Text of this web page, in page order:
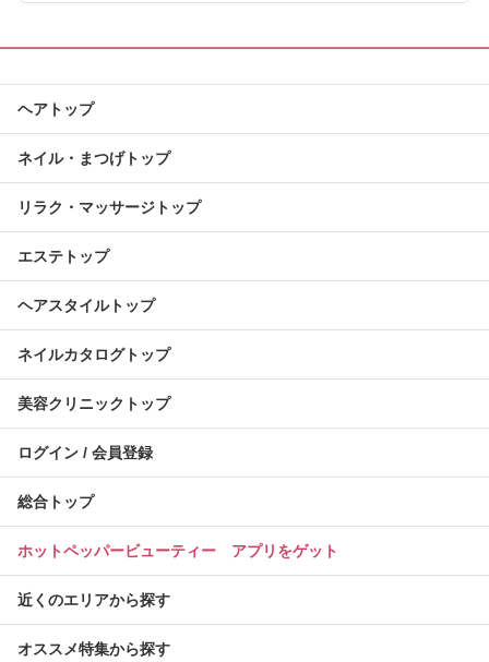
ヘアトップ
ネイル・まつげトップ
リラク・マッサージトップ
エステトップ
ヘアスタイルトップ
ネイルカタログトップ
美容クリニックトップ
ログイン / 会員登録
総合トップ
ホットペッパービューティー アプリをゲット
近くのエリアから探す
オススメ特集から探す